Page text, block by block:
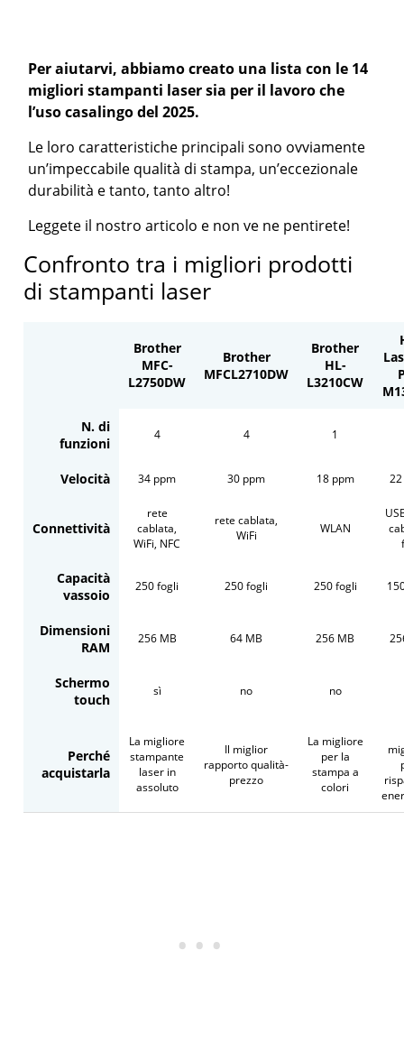
Per aiutarvi, abbiamo creato una lista con le 14
migliori stampanti laser sia per il lavoro che
l’uso casalingo del 2025.
Le loro caratteristiche principali sono ovviamente
un’impeccabile qualità di stampa, un’eccezionale
durabilità e tanto, tanto altro!
Leggete il nostro articolo e non ve ne pentirete!
Confronto tra i migliori prodotti
di stampanti laser
Brother
MFC-
L2750DW
Brother
MFCL2710DW
Brother
HL-
L3210CW
N. di
funzioni
4 4 1
Velocità 34 ppm 30 ppm 18 ppm
Connettività
rete
cablata,
WiFi, NFC
rete cablata,
WiFi
WLAN
Capacità
vassoio
250 fogli 250 fogli 250 fogli
Dimensioni
RAM
256 MB 64 MB 256 MB
Schermo
touch
sì no no
Perché
acquistarla
La migliore
stampante
laser in
assoluto
Il miglior
rapporto qualità-
prezzo
La migliore
per la
stampa a
colori